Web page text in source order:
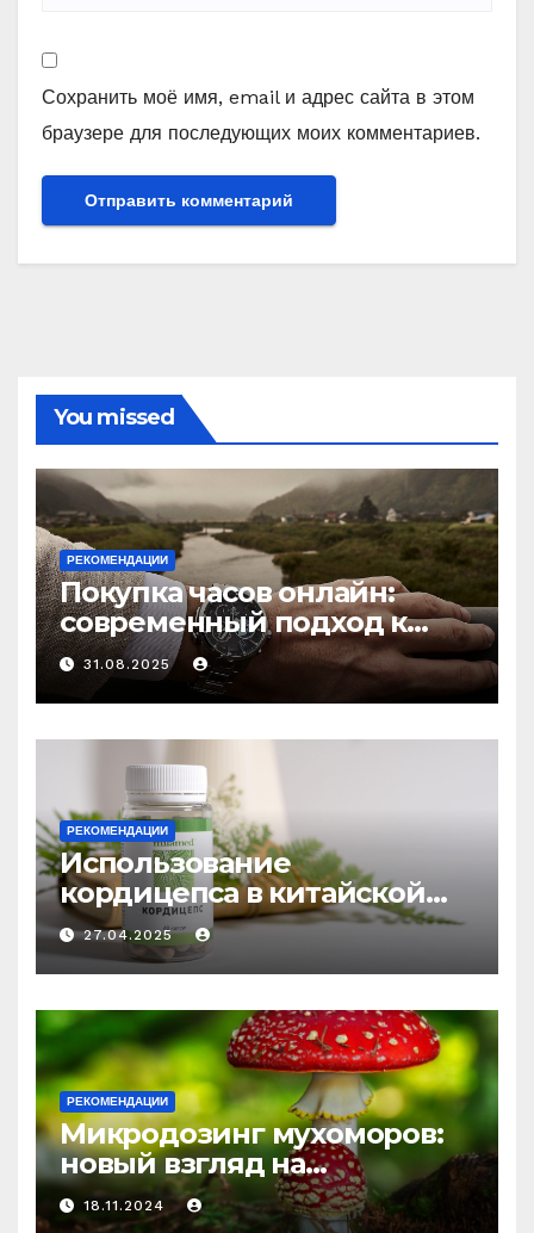
Сохранить моё имя, email и адрес сайта в этом
браузере для последующих моих комментариев.
You missed
РЕКОМЕНДАЦИИ
Покупка часов онлайн:
современный подход к
выбору аксессуаров
31.08.2025
РЕКОМЕНДАЦИИ
Использование
кордицепса в китайской
медицине: природное
средство против усталости
и истощения
27.04.2025
РЕКОМЕНДАЦИИ
Микродозинг мухоморов:
новый взгляд на
психоделику
18.11.2024